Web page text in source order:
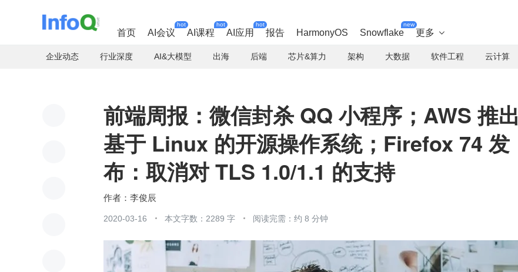
首页 AI会议
hot
AI课程
hot
AI应用
hot
报告 HarmonyOS Snowflake
new
更多 
企业动态 行业深度 AI&大模型 出海 后端 芯片&算力 架构 大数据 软件工程 云计算
前端周报：微信封杀 QQ 小程序；AWS 推出
基于 Linux 的开源操作系统；Firefox 74 发
布：取消对 TLS 1.0/1.1 的支持
李俊辰
2020-03-16 本文字数：2289 字 阅读完需：约 8 分钟